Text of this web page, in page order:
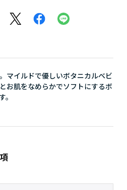
マイルドで優しいボタニカルベビ
お肌をなめらかでソフトにするボ